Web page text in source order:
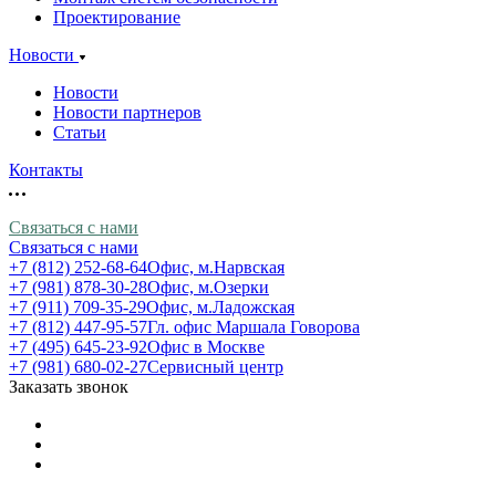
Проектирование
Новости
Новости
Новости партнеров
Статьи
Контакты
Связаться с нами
Связаться с нами
+7 (812) 252-68-64Офис, м.Нарвская
+7 (981) 878-30-28Офис, м.Озерки
+7 (911) 709-35-29Офис, м.Ладожская
+7 (812) 447-95-57Гл. офис Маршала Говорова
+7 (495) 645-23-92Офис в Москве
+7 (981) 680-02-27Сервисный центр
Заказать звонок